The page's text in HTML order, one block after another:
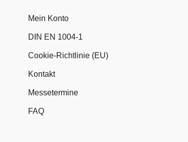
Mein Konto
DIN EN 1004-1
Cookie-Richtlinie (EU)
Kontakt
Messetermine
FAQ